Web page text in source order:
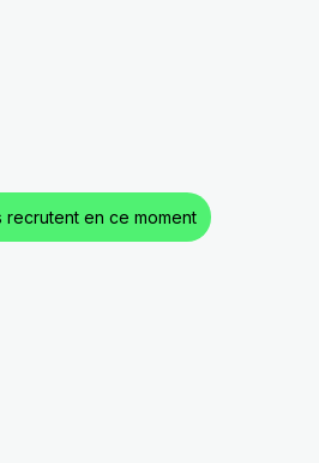
recrutent en ce moment